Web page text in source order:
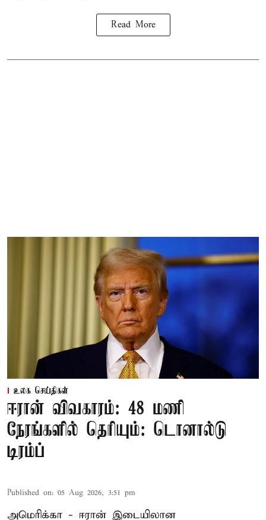
Read More
உலக செய்திகள்
ஈரான் விவகாரம்: 48 மணி
நேரங்களில் தெரியும்: டொனால்டு
டிரம்ப்
Published on: 05 Aug 2026, 3:51 pm
அமெரிக்கா - ஈரான் இடையிலான